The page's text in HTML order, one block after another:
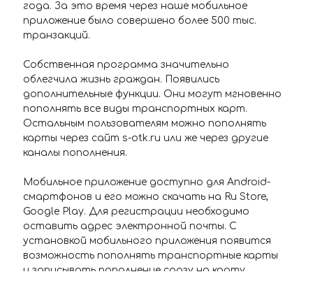
года. За это время через наше мобильное
приложение было совершено более 500 тыс.
транзакций.
Собственная программа значительно
облегчила жизнь граждан. Появились
дополнительные функции. Они могут мгновенно
пополнять все виды транспортных карт.
Остальным пользователям можно пополнять
карты через сайт s-otk.ru или же через другие
каналы пополнения.
Мобильное приложение доступно для Android-
смартфонов и его можно скачать на Ru Store,
Google Play. Для регистрации необходимо
оставить адрес электронной почты. С
установкой мобильного приложения появится
возможность пополнять транспортные карты
и записывать пополнение сразу на карту.